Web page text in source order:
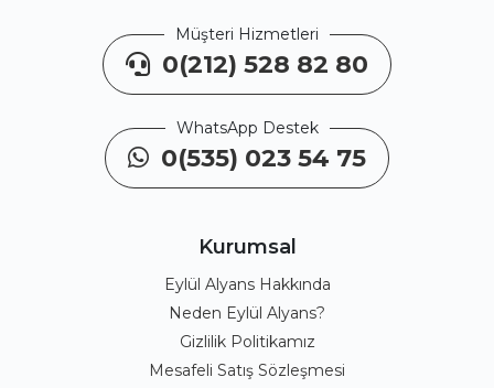
Müşteri Hizmetleri
0(212) 528 82 80
WhatsApp Destek
0(535) 023 54 75
Kurumsal
Eylül Alyans Hakkında
Neden Eylül Alyans?
Gizlilik Politikamız
Mesafeli Satış Sözleşmesi